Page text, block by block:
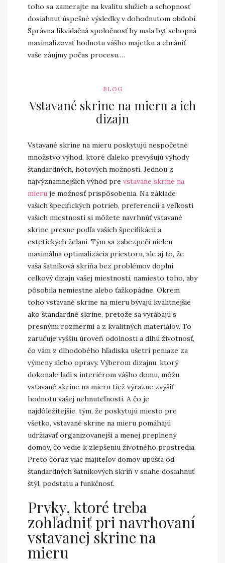
toho sa zamerajte na kvalitu služieb a schopnosť
dosiahnuť úspešné výsledky v dohodnutom období.
Správna likvidačná spoločnosť by mala byť schopná
maximalizovať hodnotu vášho majetku a chrániť
vaše záujmy počas procesu.…
BLOG
Vstavané skrine na mieru a ich
dizajn
Vstavané skrine na mieru poskytujú nespočetné
množstvo výhod, ktoré ďaleko prevyšujú výhody
štandardných, hotových možností. Jednou z
najvýznamnejších výhod pre vstavane skrine na
mieru je možnosť prispôsobenia. Na základe
vašich špecifických potrieb, preferencií a veľkosti
vašich miestností si môžete navrhnúť vstavané
skrine presne podľa vašich špecifikácií a
estetických želaní. Tým sa zabezpečí nielen
maximálna optimalizácia priestoru, ale aj to, že
vaša šatníková skriňa bez problémov doplní
celkový dizajn vašej miestnosti, namiesto toho, aby
pôsobila nemiestne alebo ťažkopádne. Okrem
toho vstavané skrine na mieru bývajú kvalitnejšie
ako štandardné skrine, pretože sa vyrábajú s
presnými rozmermi a z kvalitných materiálov. To
zaručuje vyššiu úroveň odolnosti a dlhú životnosť,
čo vám z dlhodobého hľadiska ušetrí peniaze za
výmeny alebo opravy. Výberom dizajnu, ktorý
dokonale ladí s interiérom vášho domu, môžu
vstavané skrine na mieru tiež výrazne zvýšiť
hodnotu vašej nehnuteľnosti. A čo je
najdôležitejšie, tým, že poskytujú miesto pre
všetko, vstavané skrine na mieru pomáhajú
udržiavať organizovanejší a menej preplnený
domov, čo vedie k zlepšeniu životného prostredia.
Preto čoraz viac majiteľov domov upúšťa od
štandardných šatníkových skríň v snahe dosiahnuť
štýl, podstatu a funkčnosť.
Prvky, ktoré treba
zohľadniť pri navrhovaní
vstavanej skrine na
mieru